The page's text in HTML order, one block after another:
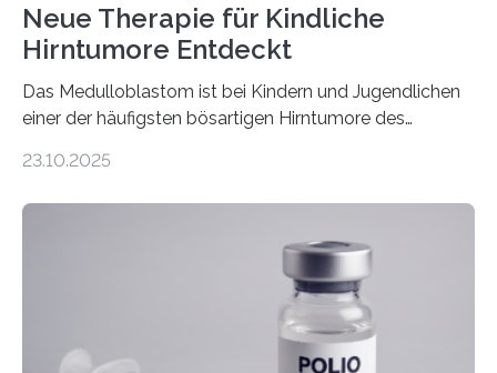
Neue Therapie für Kindliche
Hirntumore Entdeckt
Das Medulloblastom ist bei Kindern und Jugendlichen
einer der häufigsten bösartigen Hirntumore des
Betroffenen können mit heutigen Methoden geheilt
Dringend benötigt werden zielgerichtete Therapien, die
nur Tumorschwachstellen angreifen und normales
Gewebe verschonen. Forschende um Daniel Merk vom
Hertie-Institut für klinische Hirnforschung am
Universitätsklinikum Tübingen haben eine solche
23.10.2025